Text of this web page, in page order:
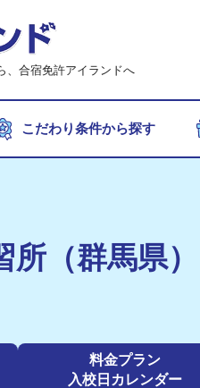
、合宿免許アイランドへ
こだわり条件から探す
2026年6月お
夏休みシーズ
【2026年】夏
（群馬県）
料金プラン
入校日 カレンダー